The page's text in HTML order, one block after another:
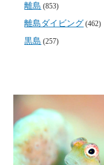
離島 (853)
離島ダイビング (462)
黒島 (257)